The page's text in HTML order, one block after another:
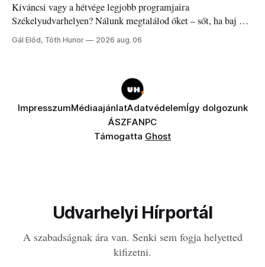
Kíváncsi vagy a hétvége legjobb programjaira
Székelyudvarhelyen? Nálunk megtalálod őket – sőt, ha baj van
a fogaddal, a fogorvosi ügyeletet is!
Gál Előd, Tóth Hunor 2026 aug. 06
ImpresszumMédiaajánlatAdatvédelemÍgy dolgozunk
ÁSZFANPC
Támogatta Ghost
Udvarhelyi Hírportál
A szabadságnak ára van. Senki sem fogja helyetted
kifizetni.